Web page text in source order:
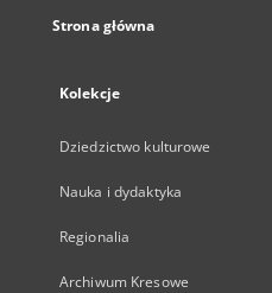
Strona główna
Kolekcje
Dziedzictwo kulturowe
Nauka i dydaktyka
Regionalia
Archiwum Kresowe